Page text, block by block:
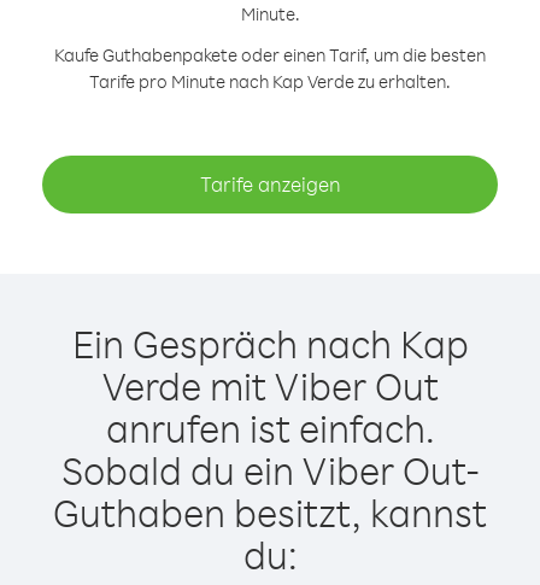
Minute.
Kaufe Guthabenpakete oder einen Tarif, um die besten
Tarife pro Minute nach Kap Verde zu erhalten.
Tarife anzeigen
Ein Gespräch nach Kap
Verde mit Viber Out
anrufen ist einfach.
Sobald du ein Viber Out-
Guthaben besitzt, kannst
du: